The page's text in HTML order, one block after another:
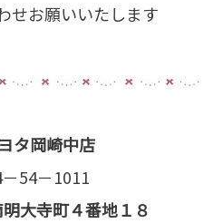
せお願いいたします
タ岡崎中店
54－1011
大寺町４番地１８